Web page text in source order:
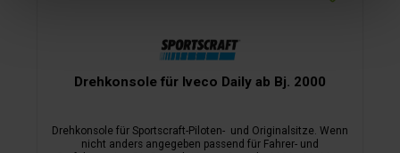
Drehkonsole für Iveco Daily ab Bj. 2000
Drehkonsole für Sportscraft-Piloten- und Originalsitze. Wenn
nicht anders angegeben passend für Fahrer- und